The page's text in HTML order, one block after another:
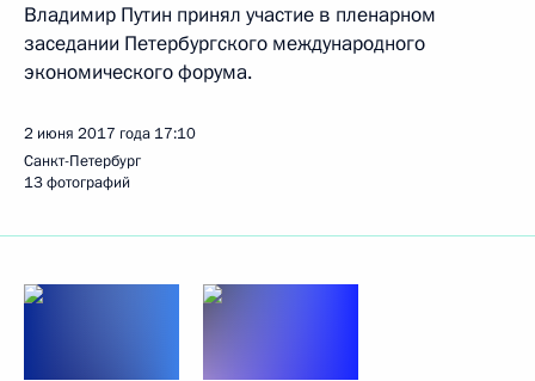
Владимир Путин принял участие в пленарном
заседании Петербургского международного
экономического форума.
2 июня 2017 года 17:10
Санкт-Петербург
13 фотографий